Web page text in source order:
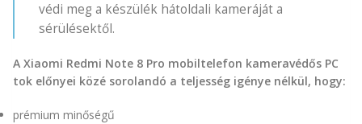
védi meg a készülék hátoldali kameráját a
sérülésektől.
A Xiaomi Redmi Note 8 Pro mobiltelefon kameravédős PC
tok előnyei közé sorolandó a teljesség igénye nélkül, hogy:
prémium minőségű